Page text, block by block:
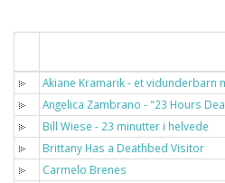
Akiane Kramarik - et vidunderbarn
Angelica Zambrano - "23 Hours
Bill Wiese - 23 minutter i helvede
Brittany Has a Deathbed Visitor
Carmelo Brenes